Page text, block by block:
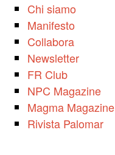
Chi siamo
Manifesto
Collabora
Newsletter
FR Club
NPC Magazine
Magma Magazine
Rivista Palomar